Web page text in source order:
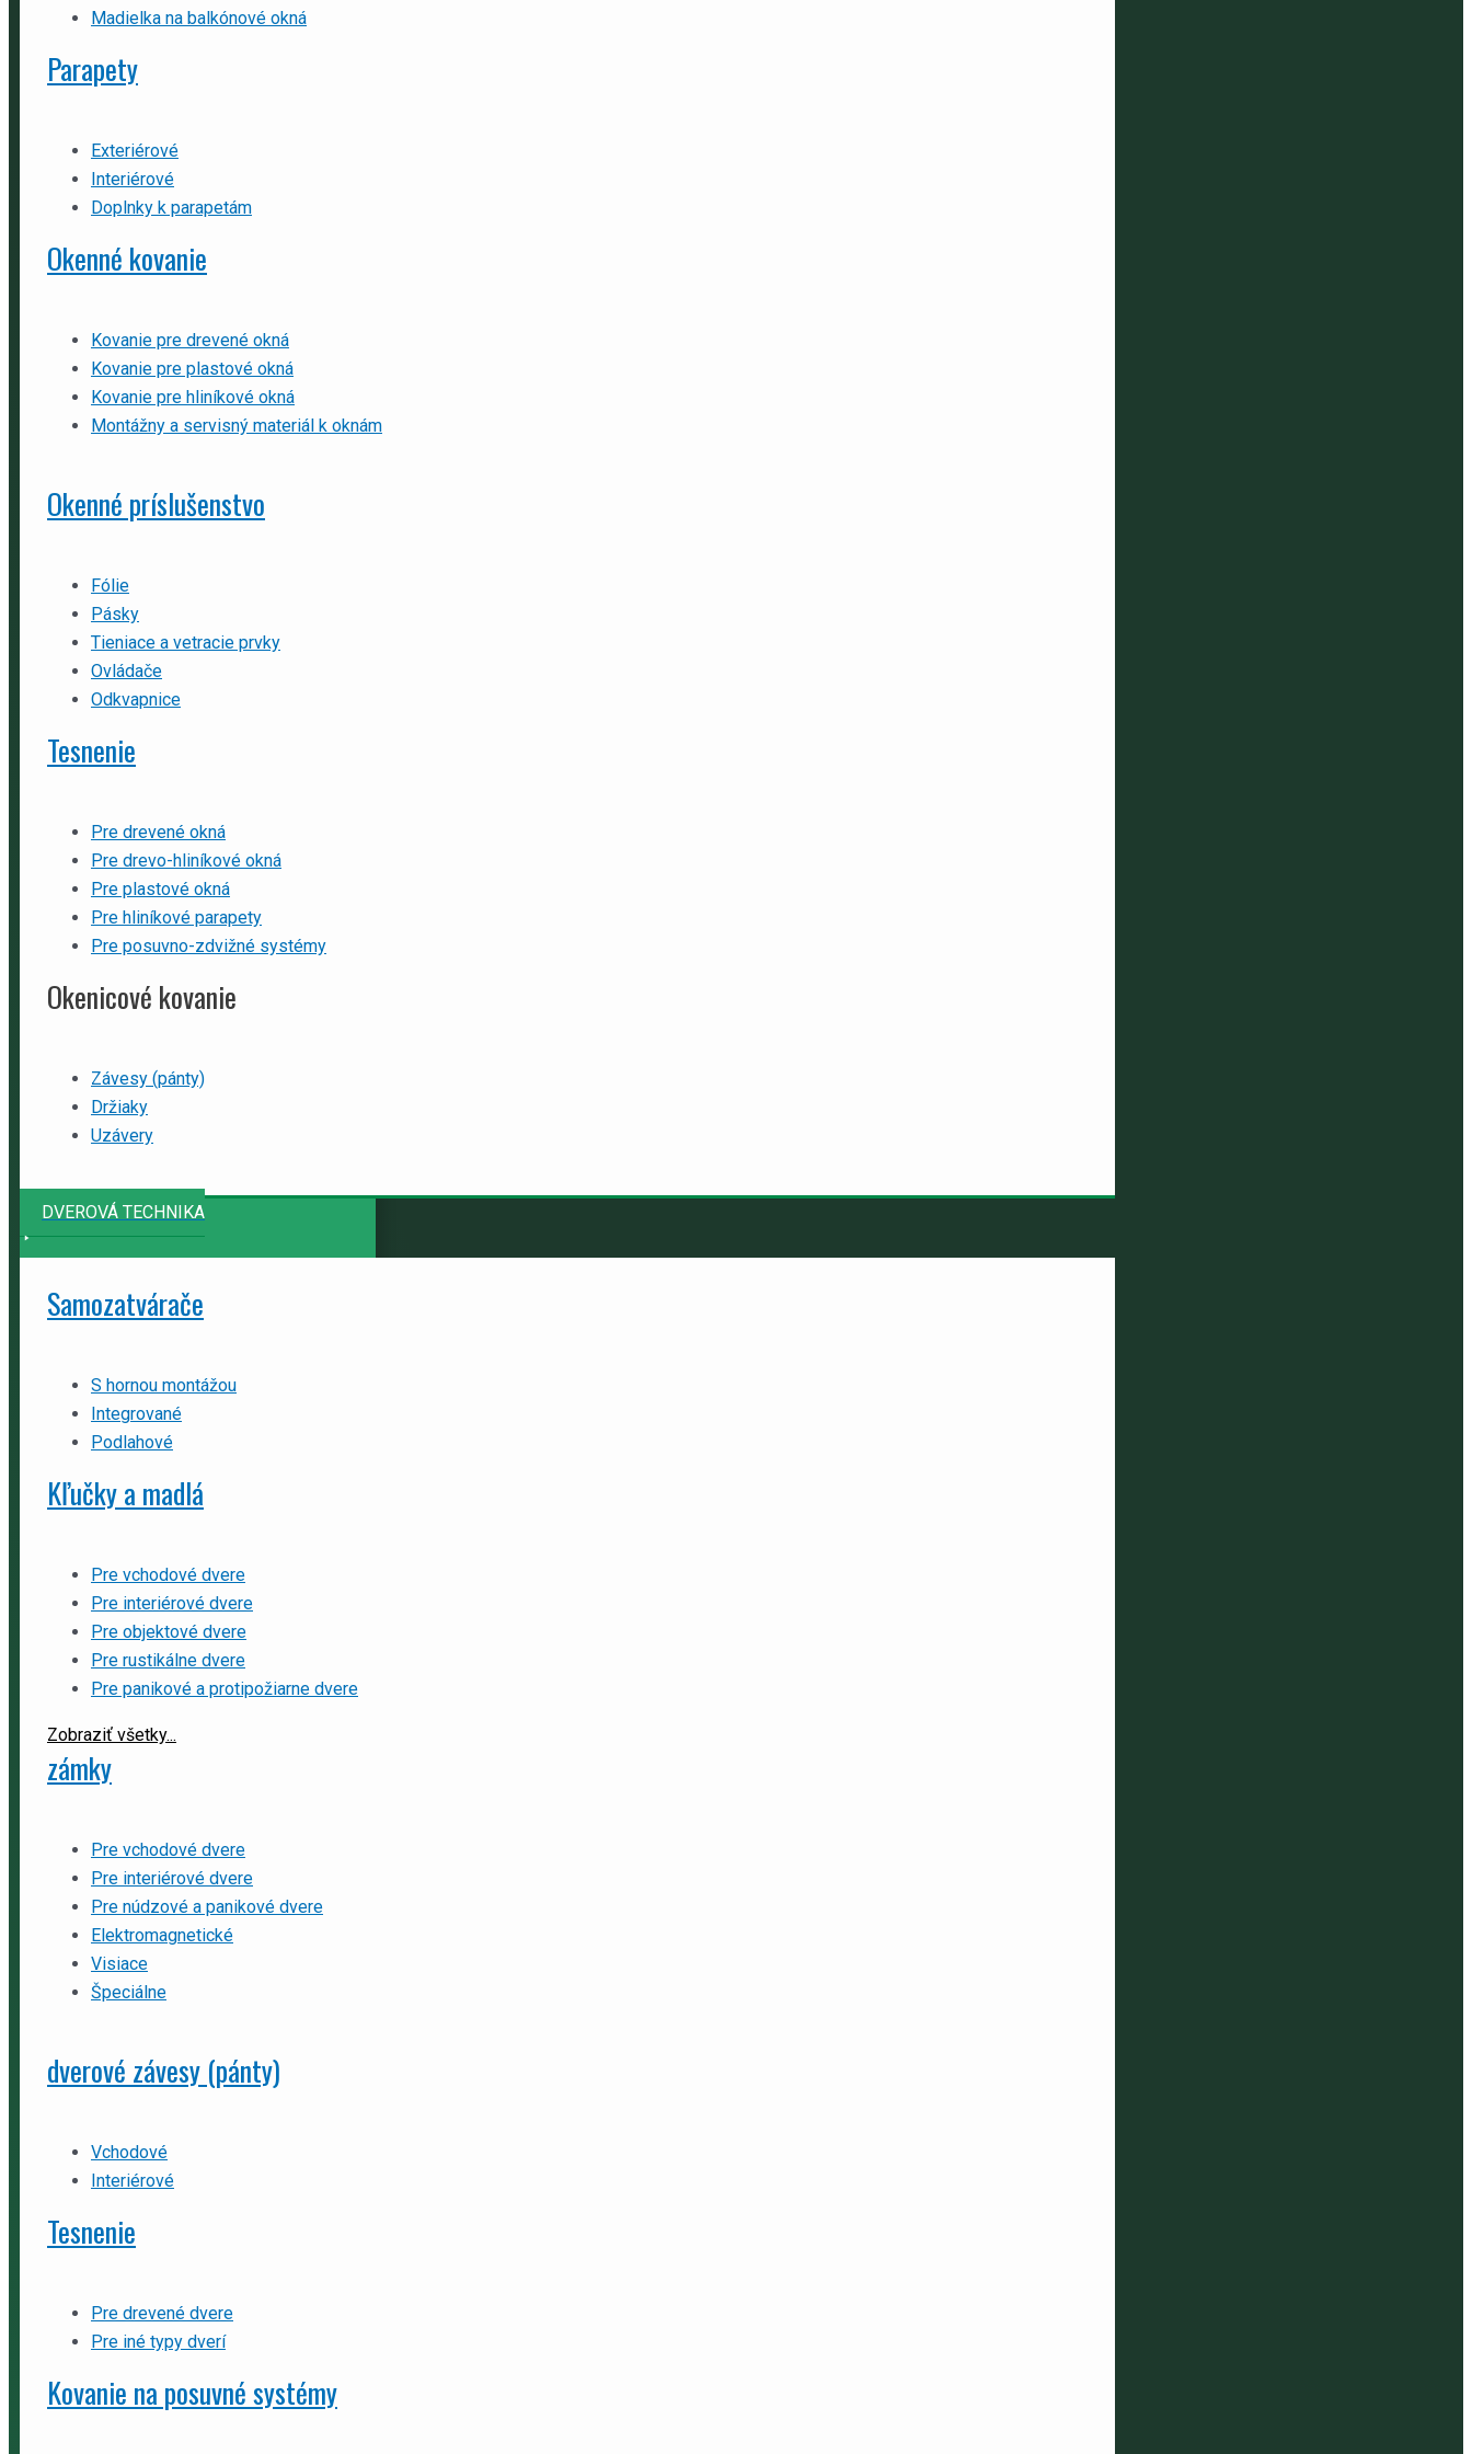
Madielka na balkónové okná
Parapety
Exteriérové
Interiérové
Doplnky k parapetám
Okenné kovanie
Kovanie pre drevené okná
Kovanie pre plastové okná
Kovanie pre hliníkové okná
Montážny a servisný materiál k oknám
Okenné príslušenstvo
Fólie
Pásky
Tieniace a vetracie prvky
Ovládače
Odkvapnice
Tesnenie
Pre drevené okná
Pre drevo-hliníkové okná
Pre plastové okná
Pre hliníkové parapety
Pre posuvno-zdvižné systémy
Okenicové kovanie
Závesy (pánty)
Držiaky
Uzávery
DVEROVÁ TECHNIKA
Samozatvárače
S hornou montážou
Integrované
Podlahové
Kľučky a madlá
Pre vchodové dvere
Pre interiérové dvere
Pre objektové dvere
Pre rustikálne dvere
Pre panikové a protipožiarne dvere
Zobraziť všetky...
zámky
Pre vchodové dvere
Pre interiérové dvere
Pre núdzové a panikové dvere
Elektromagnetické
Visiace
Špeciálne
dverové závesy (pánty)
Vchodové
Interiérové
Tesnenie
Pre drevené dvere
Pre iné typy dverí
Kovanie na posuvné systémy